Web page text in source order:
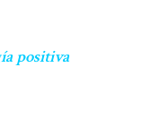
positiva